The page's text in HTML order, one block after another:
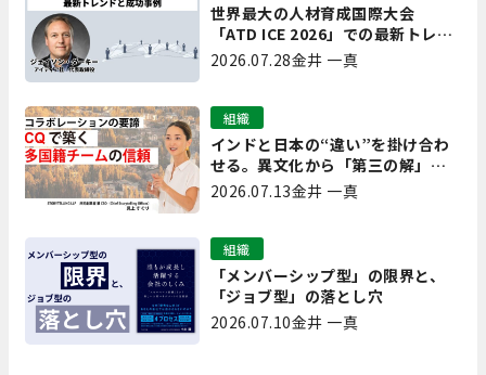
世界最大の人材育成国際大会
「ATD ICE 2026」での最新トレン
ドと成功事例｜「重要で実用的
な、日本にも合う」ホットトピッ
2026.07.28金井 一真
インドと日本の“違い”を掛け合わ
せる。異文化から「第三の解」を
生み出す実践【現場を変えるCQ白
組織
2026.07.13金井 一真
「メンバーシップ型」の限界と、
「ジョブ型」の落とし穴
組織
2026.07.10金井 一真